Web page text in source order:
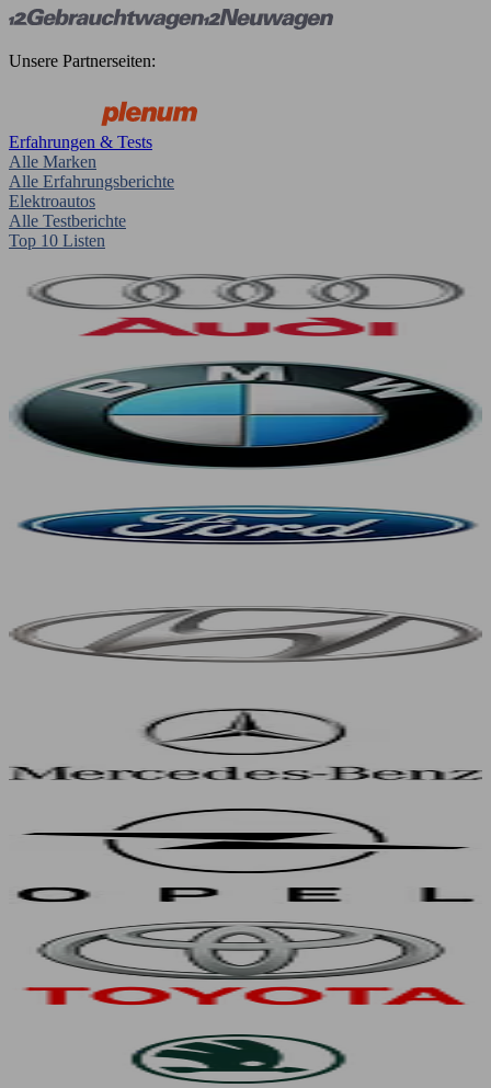
Unsere Partnerseiten:
Erfahrungen & Tests
Alle Marken
Alle Erfahrungsberichte
Elektroautos
Alle Testberichte
Top 10 Listen